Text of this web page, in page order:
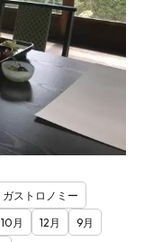
ガストロノミー
10月 12月
9月